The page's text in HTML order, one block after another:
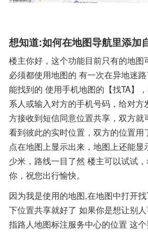
想知道:如何在地图导航里添加
楼主你好，这个功能目前只有的地图
必须都使用地图的 有一次在异地迷
能找到的 使用手机地图的【找TA】
系人或输入对方的手机号码，给对方
方接收到短信同意位置共享，双方就
看到彼此的实时位置，双方的位置用
点在地图上显示出来，地图上还能显
少米，路线一目了然 楼主可以试试
你，祝您出行愉快。
因为我是使用的地图,在地图中打开
下位置共享就好了 如果你是想让别
指路人地图标注服务中心的位置 这